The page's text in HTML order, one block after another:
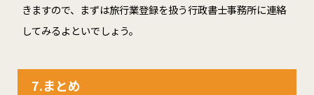
きますので、まずは旅行業登録を扱う行政書士事務所に連絡
してみるよといでしょう。
7.まとめ